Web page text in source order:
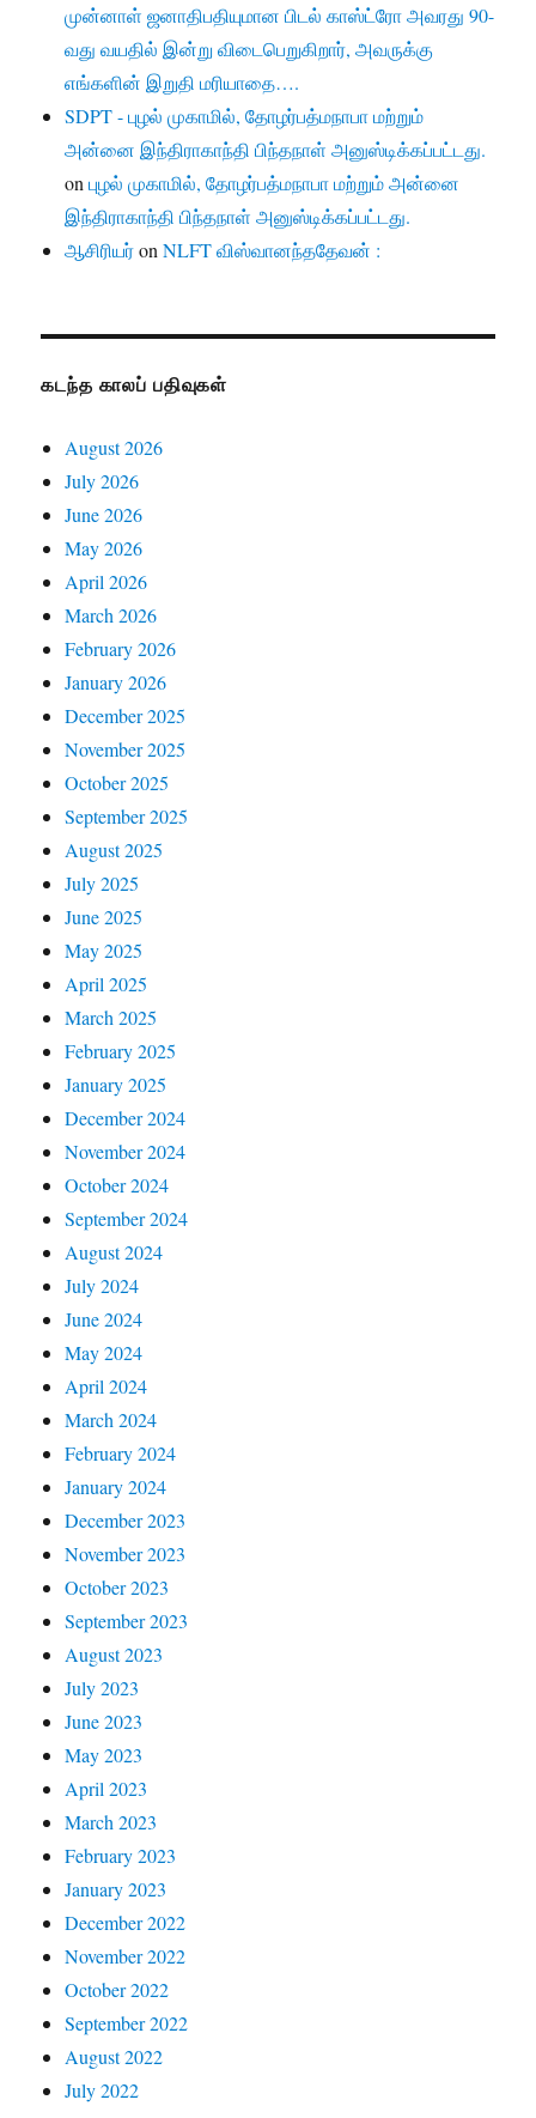
முன்னாள் ஜனாதிபதியுமான பிடல் காஸ்ட்ரோ அவரது 90-
வது வயதில் இன்று விடைபெறுகிறார், அவருக்கு
எங்களின் இறுதி மரியாதை….
SDPT - புழல் முகாமில், தோழர்பத்மநாபா மற்றும்
அன்னை இந்திராகாந்தி பிந்தநாள் அனுஸ்டிக்கப்பட்டது.
onபுழல் முகாமில், தோழர்பத்மநாபா மற்றும் அன்னை
இந்திராகாந்தி பிந்தநாள் அனுஸ்டிக்கப்பட்டது.
ஆசிரியர்onNLFT விஸ்வானந்ததேவன் :
கடந்த காலப் பதிவுகள்
August 2026
July 2026
June 2026
May 2026
April 2026
March 2026
February 2026
January 2026
December 2025
November 2025
October 2025
September 2025
August 2025
July 2025
June 2025
May 2025
April 2025
March 2025
February 2025
January 2025
December 2024
November 2024
October 2024
September 2024
August 2024
July 2024
June 2024
May 2024
April 2024
March 2024
February 2024
January 2024
December 2023
November 2023
October 2023
September 2023
August 2023
July 2023
June 2023
May 2023
April 2023
March 2023
February 2023
January 2023
December 2022
November 2022
October 2022
September 2022
August 2022
July 2022